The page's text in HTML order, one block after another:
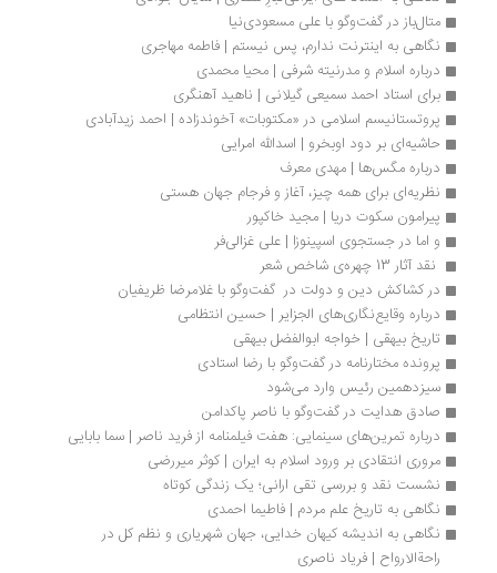
متال‌باز در گفت‌وگو با علی مسعودی‌نیا
نگاهی به اینترنت ندارم، پس نیستم | فاطمه مهاجری
درباره اسلام و مدرنیته شرفی | محیا محمدی
برای استاد احمد سمیعی گیلانی | ناهید آهنگری
پروتستانیسم اسلامی در «مکتوبات» آخوندزاده | احمد زیدآبادی
حاشیه‌ای بر دود اوبخرو | اسدالله امرایی
درباره مگس‌ها | ‌‌مهدی معرف
نظریه‌ای برای همه چیز، آغاز و فرجام جهان هستی
پیرامون سکوت دریا | مجید خاکپور
و اما در جستجوی اسپینوزا | علی غزالی‌فر
نقد آثار 13 چهره‌ی شاخص شعر
در کشاکش دین و دولت در  گفت‌وگو با غلامرضا ظریفیان
درباره وقایع‌نگاری‌های الجزایر | حسین انتظامی
تاریخ بیهقی | خواجه ابوالفضل بیهقی
پرونده مختارنامه در گفت‌وگو با رضا استادی
سیزدهمین رئیس وارد می‌شود
صادق هدایت در گفت‌وگو با ناصر پاکدامن
درباره تمرین‌های سینمایی: هفت فیلمنامه از فرید ناصر | سما بابایی
مروری انتقادی بر ورود اسلام به ایران | کوثر میررضی
نشست نقد و بررسی تقی ارانی؛ یک زندگی کوتاه
نگاهی به تاریخ علم مردم | فاطیما احمدی
نگاهی به اندیشه‌ کیهان ‌خدایی، جهان ‌شهریاری و نظم کل در
راحةالارواح | فریاد ناصری